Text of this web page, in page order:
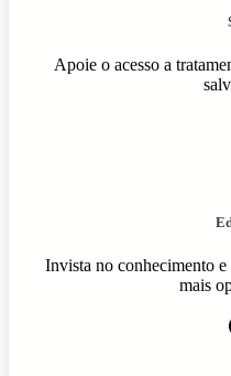
Apoie o acesso a
Invista no conhecimento
mais